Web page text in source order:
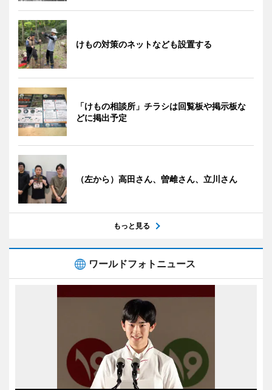
けもの対策のネットなども設置する
「けもの相談所」チラシは回覧板や掲示板な
どに掲出予定
（左から）高田さん、曽雌さん、立川さん
もっと見る
ワールドフォトニュース